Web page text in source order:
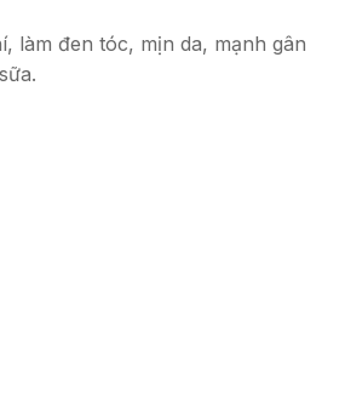
làm đen tóc, mịn da, mạnh gân